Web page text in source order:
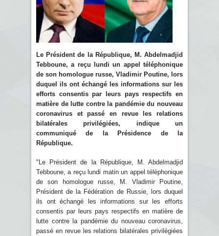
Le Président de la République, M. Abdelmadjid
Tebboune, a reçu lundi un appel téléphonique
de son homologue russe, Vladimir Poutine, lors
duquel ils ont échangé les informations sur les
efforts consentis par leurs pays respectifs en
matière de lutte contre la pandémie du nouveau
coronavirus et passé en revue les relations
bilatérales privilégiées, indique un
communiqué de la Présidence de la
République.
"Le Président de la République, M. Abdelmadjid
Tebboune, a reçu lundi matin un appel téléphonique
de son homologue russe, M. Vladimir Poutine,
Président de la Fédération de Russie, lors duquel
ils ont échangé les informations sur les efforts
consentis par leurs pays respectifs en matière de
lutte contre la pandémie du nouveau coronavirus,
passé en revue les relations bilatérales privilégiées